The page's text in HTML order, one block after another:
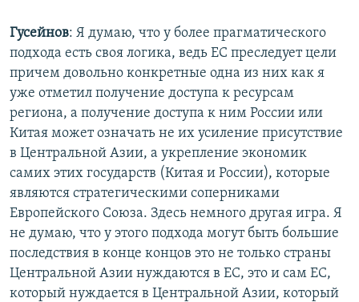
Гусейнов: Я думаю, что у более прагматического
подхода есть своя логика, ведь ЕС преследует цели
причем довольно конкретные одна из них как я
уже отметил получение доступа к ресурсам
региона, а получение доступа к ним России или
Китая может означать не их усиление присутствие
в Центральной Азии, а укрепление экономик
самих этих государств (Китая и России), которые
являются стратегическими соперниками
Европейского Союза. Здесь немного другая игра. Я
не думаю, что у этого подхода могут быть большие
последствия в конце концов это не только страны
Центральной Азии нуждаются в ЕС, это и сам ЕС,
который нуждается в Центральной Азии, который